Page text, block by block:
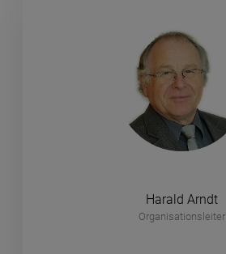
Harald Arndt
Organisationsleiter